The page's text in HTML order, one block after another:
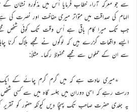
سے جو معرکہ آراء خطاب فرمایا اُس میں مذکورہ نشان کے
الہام کی صداقت میں متواتر میری حفاظت اور نصرت کی
جب تک میرا کام باقی ہے اُس وقت تک کوئی شخص مجھے
ایسے واقعات گزرے ہیں کہ لوگوں نے مجھے ہلاک کرنا
سے ان کے حملوں سے مجھے محفوظ رکھا۔ مثلاً:
٭میری عادت ہے کہ میں گرم گرم چائے کے ایک
درست رہے کہ اسی دوران میں جلسہ گاہ میں سے کسی شخص
یہ جلدی حضرت صاحب تک پہنچا دیں کیونکہ حضور کو